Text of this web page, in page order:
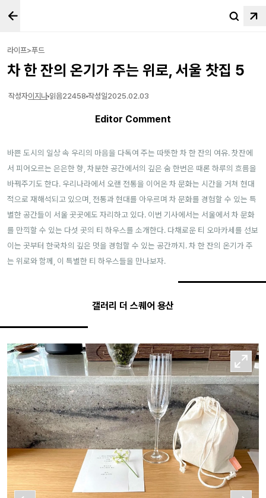
라이프>푸드
차 한 잔의 온기가 주는 위로, 서울 찻집 5
작성자이지나 읽음22458 작성일2025.02.03
Editor Comment
바쁜 도시의 일상 속 우리의 마음을 다독여 주는 따뜻한 차 한 잔의 여유. 찻잔에
서 피어오르는 은은한 향, 차분한 공간에서의 깊은 숨 한번은 때론 하루의 흐름을
바꿔주기도 한다. 우리나라에서 오랜 전통을 이어온 차 문화는 시간을 거쳐 현대
적으로 재해석되고 있으며, 전통과 현대를 아우르며 차 문화를 경험할 수 있는 특
별한 공간들이 서울 곳곳에도 자리하고 있다. 이번 기사에서는 서울에서 차 문화
를 만끽할 수 있는 다섯 곳의 티 하우스를 소개한다. 다채로운 티 오마카세를 선보
이는 곳부터 한국차의 깊은 멋을 경험할 수 있는 공간까지. 차 한 잔의 온기가 주
는 위로와 함께, 이 특별한 티 하우스들을 만나보자.
갤러리 더 스퀘어 용산